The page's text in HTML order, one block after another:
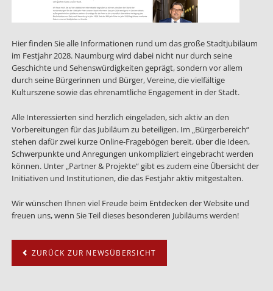
Hier finden Sie alle Informationen rund um das große Stadtjubiläum
im Festjahr 2028. Naumburg wird dabei nicht nur durch seine
Geschichte und Sehenswürdigkeiten geprägt, sondern vor allem
durch seine Bürgerinnen und Bürger, Vereine, die vielfältige
Kulturszene sowie das ehrenamtliche Engagement in der Stadt.
Alle Interessierten sind herzlich eingeladen, sich aktiv an den
Vorbereitungen für das Jubiläum zu beteiligen. Im „Bürgerbereich“
stehen dafür zwei kurze Online-Fragebögen bereit, über die Ideen,
Schwerpunkte und Anregungen unkompliziert eingebracht werden
können. Unter „Partner & Projekte“ gibt es zudem eine Übersicht der
Initiativen und Institutionen, die das Festjahr aktiv mitgestalten.
Wir wünschen Ihnen viel Freude beim Entdecken der Website und
freuen uns, wenn Sie Teil dieses besonderen Jubiläums werden!
ZURÜCK ZUR NEWSÜBERSICHT